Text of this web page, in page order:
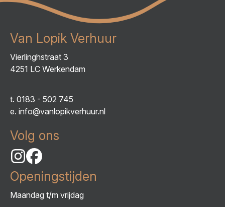
Van Lopik Verhuur
Vierlinghstraat 3
4251 LC Werkendam
t. 0183 - 502 745
e. info@vanlopikverhuur.nl
Volg ons
Openingstijden
Maandag t/m vrijdag